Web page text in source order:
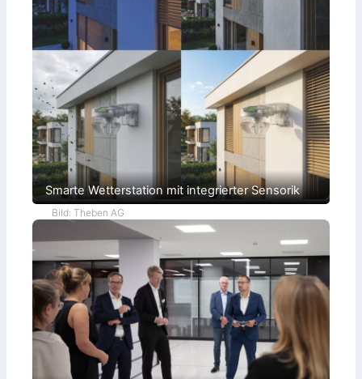
Smarte Wetterstation mit integrierter Sensorik
Bild: Theben AG